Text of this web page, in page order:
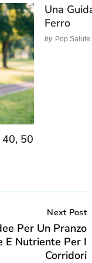
50
Una
Ferro
by Pop Salute
Next Post
Per Un Pranzo
E Nutriente Per I
Corridori